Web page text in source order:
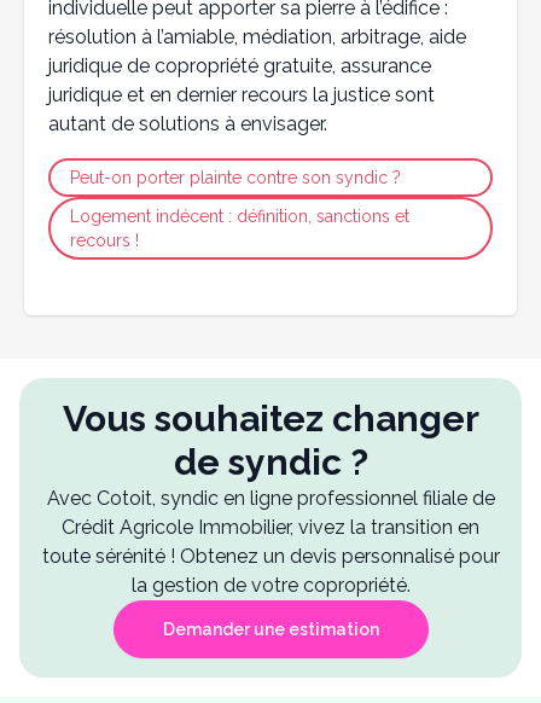
individuelle peut apporter sa pierre à l’édifice :
résolution à l’amiable, médiation, arbitrage, aide
juridique de copropriété gratuite, assurance
juridique et en dernier recours la justice sont
autant de solutions à envisager.
Peut-on porter plainte contre son syndic ?
Logement indécent : définition, sanctions et
recours !
Vous souhaitez changer
de syndic ?
Avec Cotoit, syndic en ligne professionnel filiale de
Crédit Agricole Immobilier, vivez la transition en
toute sérénité ! Obtenez un devis personnalisé pour
la gestion de votre copropriété.
Demander une estimation